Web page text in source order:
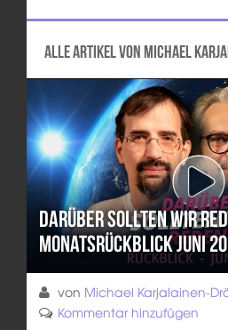
Alle Artikel von Michael
Darüber sollten wir
Monatsrückblick Juni
von Michael Karjalainen-
Kommentar hinzufügen